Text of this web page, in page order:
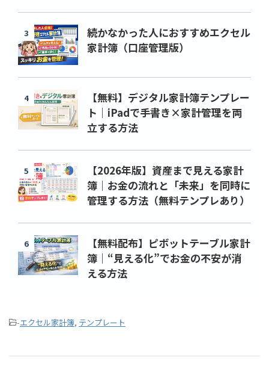
3
続かなかった人におすすめエクセル
家計簿（口座管理版）
4
【無料】デジタル家計簿テンプレー
ト｜iPadで手書き×家計管理を両
立する方法
5
【2026年版】資産まで見える家計
簿｜お金の流れと「未来」を同時に
管理する方法（無料テンプレあり）
6
【無料配布】ピボットテーブル家計
簿｜“見える化”でお金の不安が消
える方法
-エクセル家計簿, テンプレート